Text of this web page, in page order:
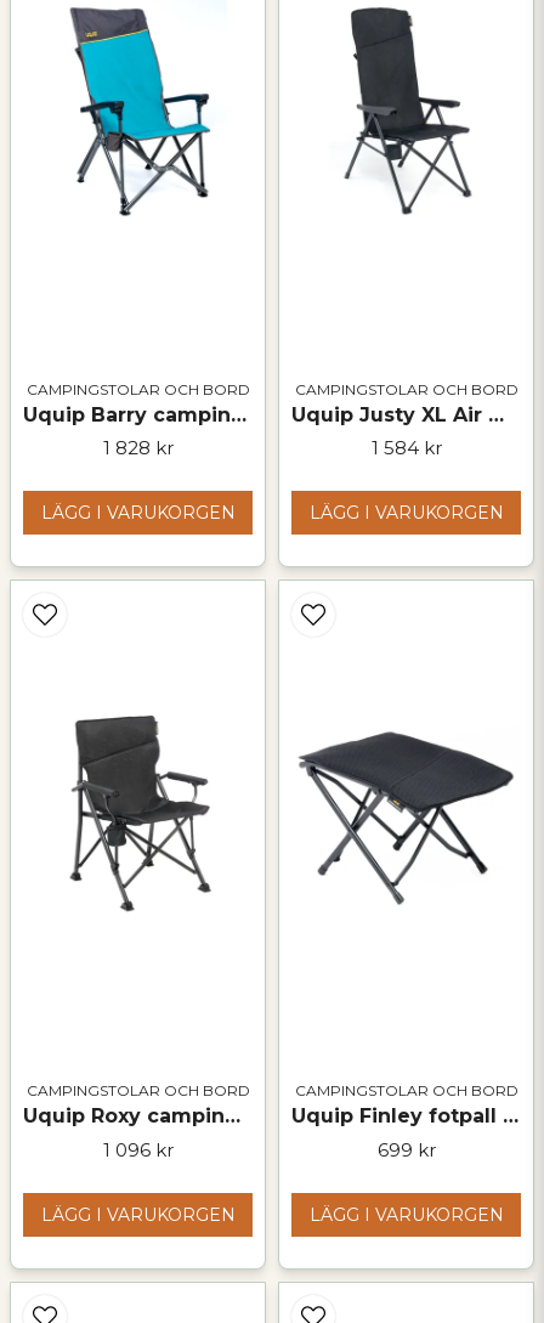
Ja, ni får publicera min fråga
CAMPINGSTOLAR OCH BORD
Uquip Barry campingstol – hopfällbar stol med hög rygg & 200 kg maxbelastning
1 828 kr
LÄGG I VARUKORGEN
CAMPINGSTOLAR OCH BORD
Uquip Justy XL Air Mesh campingstol – tre sittlägen
1 584 kr
LÄGG I VARUKORGEN
CAMPINGSTOLAR OCH BORD
Uquip Roxy campingstol – hopfällbar stol med 120 kg kapacitet
1 096 kr
LÄGG I VARUKORGEN
CAMPINGSTOLAR OCH BORD
Uquip Finley fotpall – hopfällbar och robust
699 kr
LÄGG I VARUKORGEN